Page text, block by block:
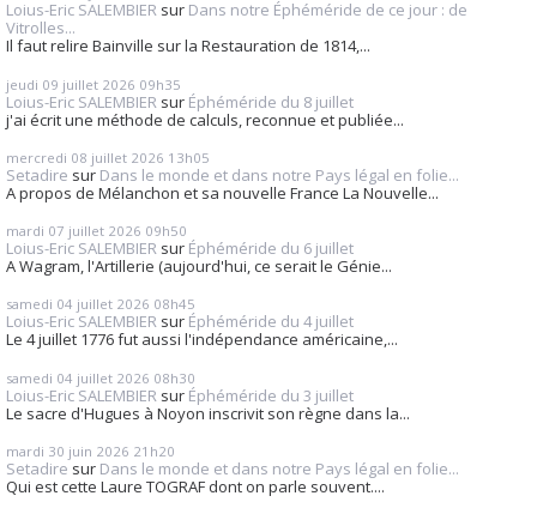
Loius-Eric SALEMBIER sur Dans notre Éphéméride de ce jour : de
Vitrolles...
Il faut relire Bainville sur la Restauration de 1814,...
jeudi 09 juillet 2026 09h35
Loius-Eric SALEMBIER sur Éphéméride du 8 juillet
j'ai écrit une méthode de calculs, reconnue et publiée...
mercredi 08 juillet 2026 13h05
Setadire sur Dans le monde et dans notre Pays légal en folie...
A propos de Mélanchon et sa nouvelle France La Nouvelle...
mardi 07 juillet 2026 09h50
Loius-Eric SALEMBIER sur Éphéméride du 6 juillet
A Wagram, l'Artillerie (aujourd'hui, ce serait le Génie...
samedi 04 juillet 2026 08h45
Loius-Eric SALEMBIER sur Éphéméride du 4 juillet
Le 4 juillet 1776 fut aussi l'indépendance américaine,...
samedi 04 juillet 2026 08h30
Loius-Eric SALEMBIER sur Éphéméride du 3 juillet
Le sacre d'Hugues à Noyon inscrivit son règne dans la...
mardi 30 juin 2026 21h20
Setadire sur Dans le monde et dans notre Pays légal en folie...
Qui est cette Laure TOGRAF dont on parle souvent....